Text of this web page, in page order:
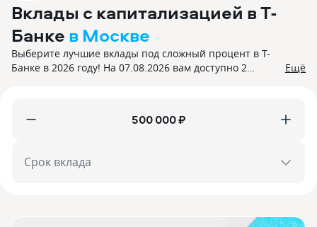
Вклады с капитализацией в Т-
Банке в Москве
Выберите лучшие вклады под сложный процент в Т-
Банке в 2026 году! На 07.08.2026 вам доступно 2
Ещё
₽
Срок вклада